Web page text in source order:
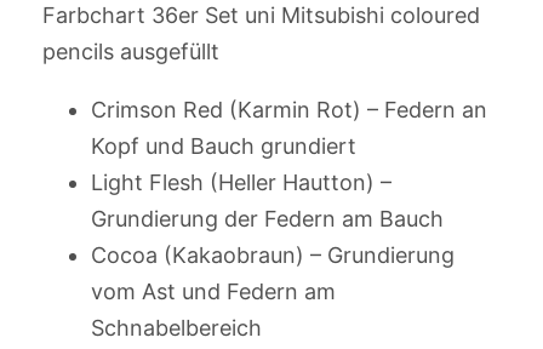
Farbchart 36er Set uni Mitsubishi coloured
pencils ausgefüllt
Crimson Red (Karmin Rot) – Federn an
Kopf und Bauch grundiert
Light Flesh (Heller Hautton) –
Grundierung der Federn am Bauch
Cocoa (Kakaobraun) – Grundierung
vom Ast und Federn am
Schnabelbereich